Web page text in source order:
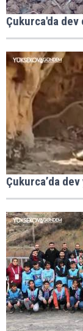
Çukurca'da
Çukurca’da